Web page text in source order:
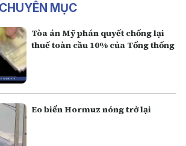
MỤC
Tòa án Mỹ phán quyết chống lại
thuế toàn cầu 10% của Tổng thống
Eo biển Hormuz nóng trở lại